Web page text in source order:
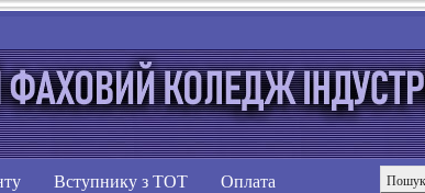
Вступнику з ТОТ Оплата